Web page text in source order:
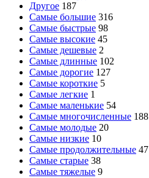
Другое 187
Самые большие 316
Самые быстрые 98
Самые высокие 45
Самые дешевые 2
Самые длинные 102
Самые дорогие 127
Самые короткие 5
Самые легкие 1
Самые маленькие 54
Самые многочисленные 188
Самые молодые 20
Самые низкие 10
Самые продолжительные 47
Самые старые 38
Самые тяжелые 9